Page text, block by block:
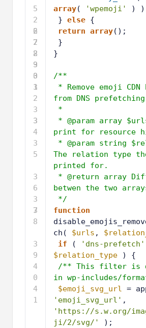
5
2
6
2
7
2
8
2
9
3
0
3
1
3
2
3
3
3
4
3
5
3
6
3
7
3
8
3
9
4
0
4
1
array( 'wpemoji'
)
} else {
return array();
}
}
/**
* Remove emoji CDN
from DNS
*
* @param array
print for resource
* @param string
The relation type
printed for.
* @return array
betwen the two
*/
function
ch( $urls ,
if
( 'dns-prefetch'
$relation_type
) {
/** This filter is
in wp-includes/
$emoji_svg_url
'emoji_svg_url'
'https://s.w.org/
ji/2/svg/'
);